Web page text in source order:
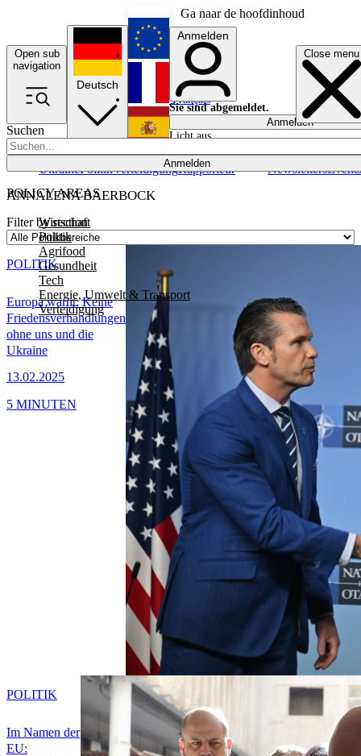
Ga naar de hoofdinhoud
Open sub
navigation
Close menu
Suchen
Anmelden
POLICY AREAS
Wirtschaft
Politik
Agrifood
Gesundheit
Tech
Energie, Umwelt & Transport
Verteidigung
UkrainePolitikVerteidigungRapporteur NewslettersEvents
Deutsch
English
Français
Anmelden
Sie sind abgemeldet.
Anmelden
Licht aus
ANNALENA BAERBOCK
Filter by section
Europa warnt: Keine
Friedensverhandlungen
ohne uns und die
Ukraine
13.02.2025
POLITIK
5 MINUTEN
Im Namen der
EU:
POLITIK